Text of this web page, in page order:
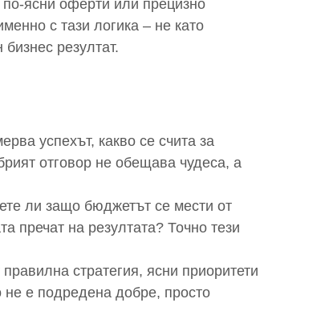
по-ясни оферти или прецизно
с тази логика – не като
резултат.
успехът, какво се счита за
отговор не обещава чудеса, а
ли защо бюджетът се мести от
пречат на резултата? Точно тези
стратегия, ясни приоритети
не е подредена добре, просто